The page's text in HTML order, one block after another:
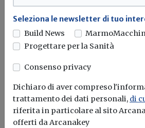
desertificazione e siccità:
rafforza l’impegno per la
suolo
Dal monitoraggio innovativo alla
internazionale nel Sahel, il Ministero
MASE Siccità Climate change
Seleziona le newsletter di tuo
Build News
Progettare per la Sanità
Consenso privacy
Dichiaro di aver compreso
trattamento dei dati personali, di
riferita in particolare al sito
offerti da Arcanakey